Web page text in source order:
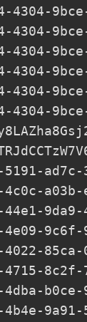
4304-
4304-
4304-
4304-
4304-
4304-
5191-
9da9-
4e09-
85ca-
8c2f-
4dba-
4b4e-